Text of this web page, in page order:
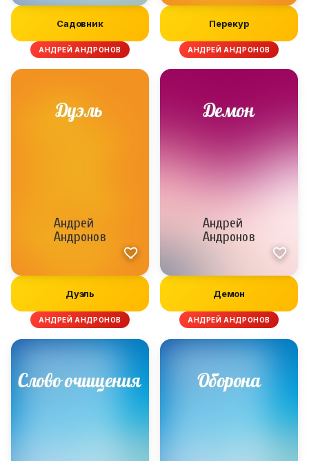
Садовник
АНДРЕЙ АНДРОНОВ
Перекур
АНДРЕЙ АНДРОНОВ
Дуэль
АНДРЕЙ АНДРОНОВ
Демон
АНДРЕЙ АНДРОНОВ